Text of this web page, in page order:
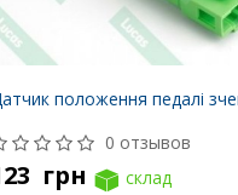
положення педалі
0 отзывов
грн
склад